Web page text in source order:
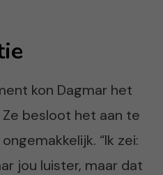
kon Dagmar het
besloot het aan te
“Ik zei:
jou luister, maar dat